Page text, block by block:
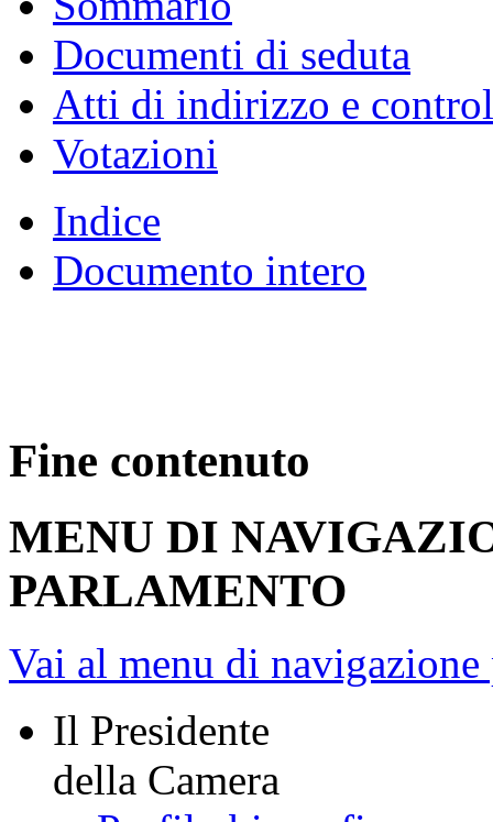
Stenografico
Sommario
Documenti di seduta
Atti di indirizzo e
Votazioni
Indice
Fine contenuto
MENU DI
PARLAMENTO
Vai al menu di
Il Presidente